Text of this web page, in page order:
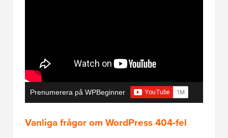
Prenumerera på WPBeginner
Vanliga frågor om WordPress 404-fel